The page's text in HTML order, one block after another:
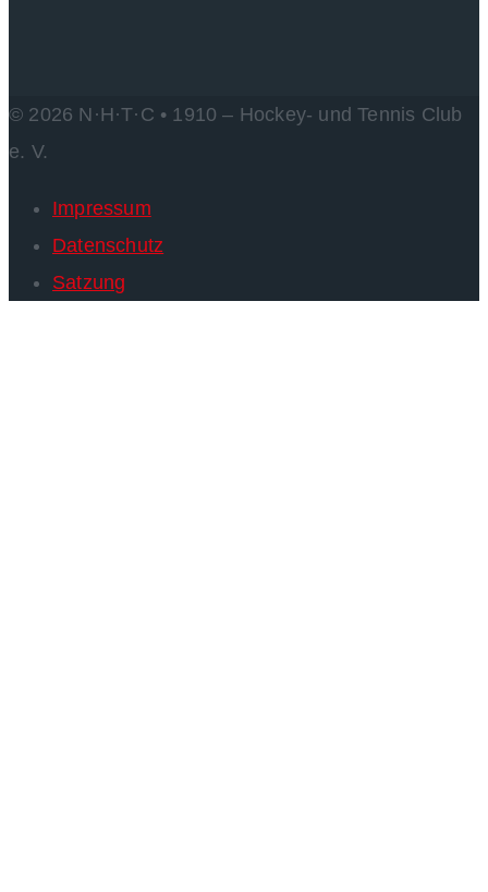
© 2026 N·H·T·C • 1910 – Hockey- und Tennis Club
e. V.
Impressum
Datenschutz
Satzung